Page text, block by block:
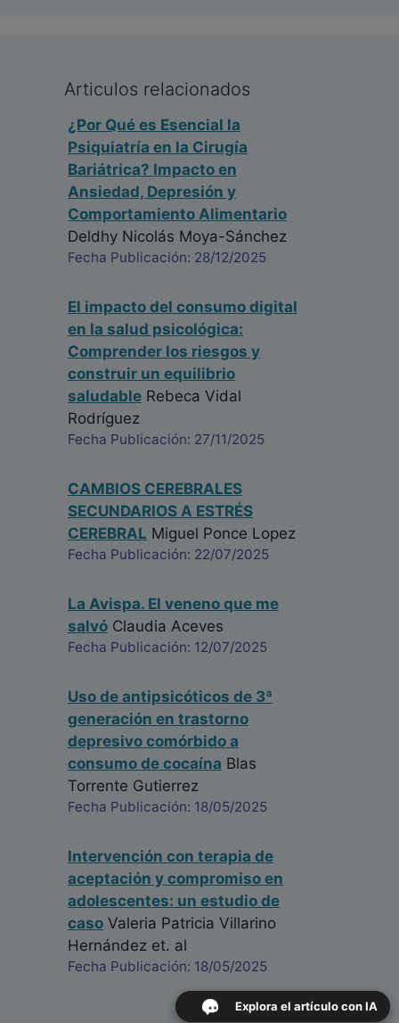
Articulos relacionados
¿Por Qué es Esencial la
Psiquiatría en la Cirugía
Bariátrica? Impacto en
Ansiedad, Depresión y
Comportamiento Alimentario
Deldhy Nicolás Moya-Sánchez
Fecha Publicación: 28/12/2025
El impacto del consumo digital
en la salud psicológica:
Comprender los riesgos y
construir un equilibrio
saludable Rebeca Vidal
Rodríguez
Fecha Publicación: 27/11/2025
CAMBIOS CEREBRALES
SECUNDARIOS A ESTRÉS
CEREBRAL Miguel Ponce Lopez
Fecha Publicación: 22/07/2025
La Avispa. El veneno que me
salvó Claudia Aceves
Fecha Publicación: 12/07/2025
Uso de antipsicóticos de 3ª
generación en trastorno
depresivo comórbido a
consumo de cocaína Blas
Torrente Gutierrez
Fecha Publicación: 18/05/2025
Intervención con terapia de
aceptación y compromiso en
adolescentes: un estudio de
caso Valeria Patricia Villarino
Hernández et. al
Fecha Publicación: 18/05/2025
Explora el artículo con IA